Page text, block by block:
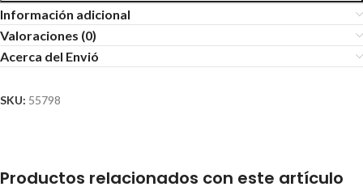
Información adicional
Valoraciones (0)
Acerca del Envió
SKU: 55798
Productos relacionados con este artículo